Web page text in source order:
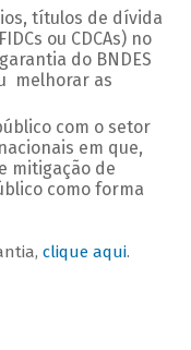
títulos de dívida
ou CDCAs) no
do BNDES
melhorar as
com o setor
em que,
mitigação de
como forma
clique aqui.